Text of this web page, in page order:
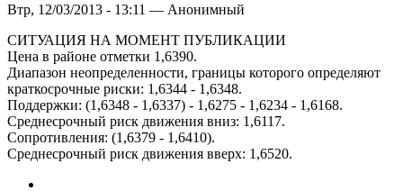
Втр, 12/03/2013 - 13:11 — Анонимный
СИТУАЦИЯ НА МОМЕНТ ПУБЛИКАЦИИ
Цена в районе отметки 1,6390.
Диапазон неопределенности, границы которого определяют
краткосрочные риски: 1,6344 - 1,6348.
Поддержки: (1,6348 - 1,6337) - 1,6275 - 1,6234 - 1,6168.
Среднесрочный риск движения вниз: 1,6117.
Сопротивления: (1,6379 - 1,6410).
Среднесрочный риск движения вверх: 1,6520.